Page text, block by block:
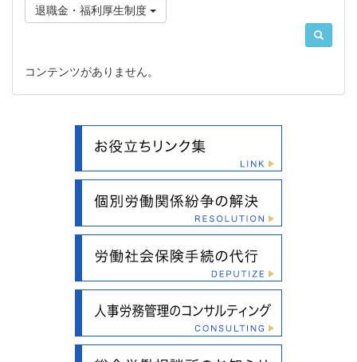
退職金・福利厚生制度
コンテンツがありません。